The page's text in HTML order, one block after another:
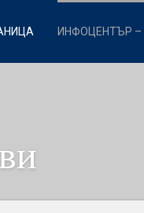
ИНФОЦЕНТЪР